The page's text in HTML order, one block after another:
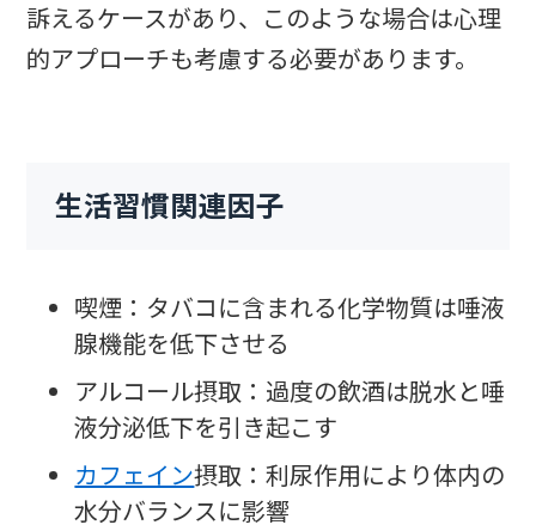
訴えるケースがあり、このような場合は心理
的アプローチも考慮する必要があります。
生活習慣関連因子
喫煙：タバコに含まれる化学物質は唾液
腺機能を低下させる
アルコール摂取：過度の飲酒は脱水と唾
液分泌低下を引き起こす
カフェイン摂取：利尿作用により体内の
水分バランスに影響